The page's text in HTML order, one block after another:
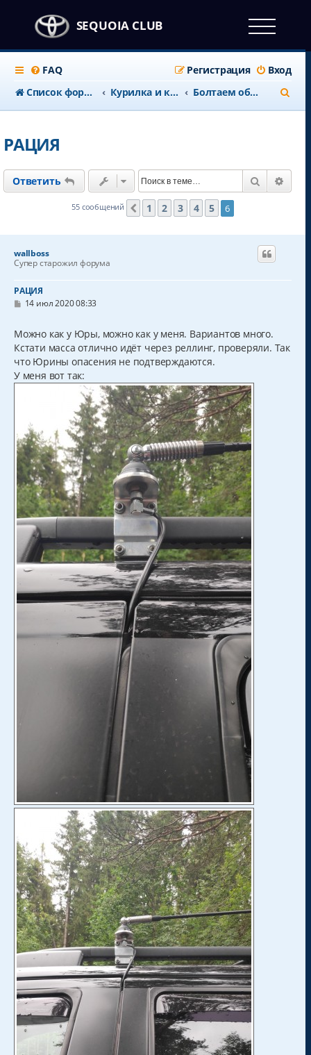
SEQUOIA CLUB
FAQ Вход
Регистрация
Список форумов
Курилка и клубные дела Болтаем обо всем
о
РАЦИЯ
Ответить Поиск
55 сообщений Пред.
1 2 3 4 5 6
wallboss
Супер старожил форума
РАЦИЯ
С
б
щ
е
н
е
14 июл 2020 08:33
Можно как у Юры, можно как у меня. Вариантов много.
Кстати масса отлично идёт через реллинг, проверяли. Так
что Юрины опасения не подтверждаются.
У меня вот так: